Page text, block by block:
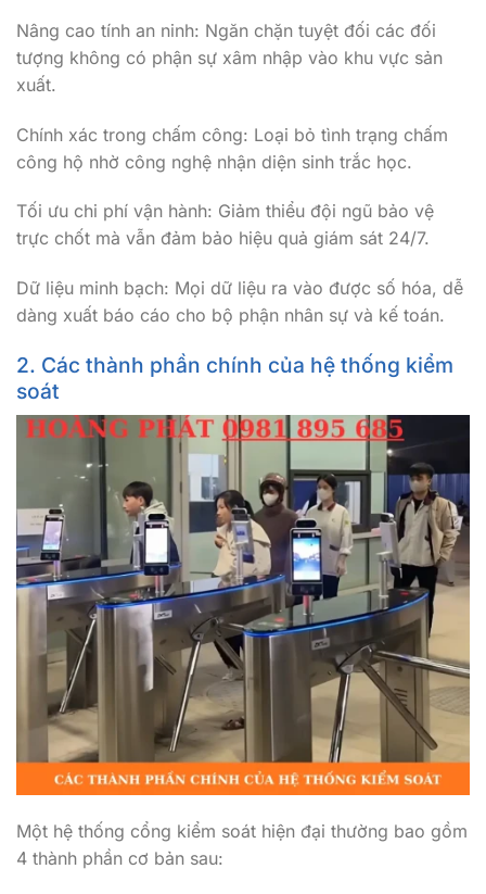
Nâng cao tính an ninh: Ngăn chặn tuyệt đối các đối
tượng không có phận sự xâm nhập vào khu vực sản
xuất.
Chính xác trong chấm công: Loại bỏ tình trạng chấm
công hộ nhờ công nghệ nhận diện sinh trắc học.
Tối ưu chi phí vận hành: Giảm thiểu đội ngũ bảo vệ
trực chốt mà vẫn đảm bảo hiệu quả giám sát 24/7.
Dữ liệu minh bạch: Mọi dữ liệu ra vào được số hóa, dễ
dàng xuất báo cáo cho bộ phận nhân sự và kế toán.
2. Các thành phần chính của hệ thống kiểm
soát
Một hệ thống cổng kiểm soát hiện đại thường bao gồm
4 thành phần cơ bản sau: